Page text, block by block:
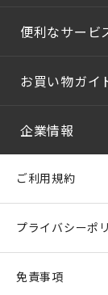
便利なサービ
お買い物ガイ
企業情報
ご利用規約
プライバシーポ
免責事項